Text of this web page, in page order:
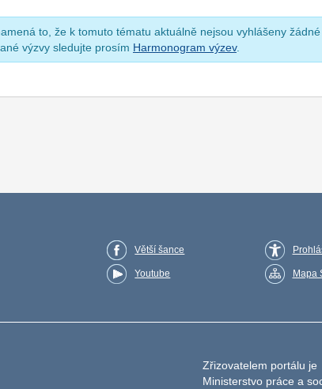
to, že k tomuto tématu aktuálně nejsou vyhlášeny žádné
výzvy sledujte prosím Harmonogram výzev.
Větší šance
Youtube Mapa
Zřizovatelem portálu je
Ministerstvo práce a